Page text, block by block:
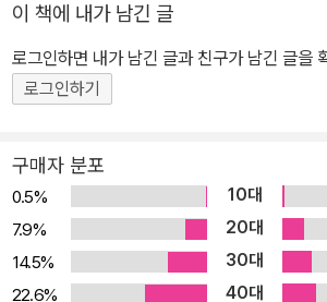
우리가 알아야 할 것은 코딩보다 인간의 마음.”
료 사피엔스에게 전하는 호소의 글 특별 서문은 저자가 느낀 충격과
당혹감으로 시작한다. ‘GPT-3’라는 강한 인
에 동의하지 않는다. 하지만 그 글이 실제로 모
는 점에서 놀라지 않을 수 없었다.” 《사피엔스
공지능은 혁명적으로 인류의 삶을 바꾸어놓았
지않아 우리 자신보다 인공지능이 우리를 더
도 모른다. 디스토피아 영화가 현실이 될 것인
이 책에 내가 남긴 글
로그인하면 내가 남긴 글과 친구가 남긴 글을
로그인하기
구매자 분포
0.5% 10대
7.9%
20대
14.5%
30대
22.6%
40대